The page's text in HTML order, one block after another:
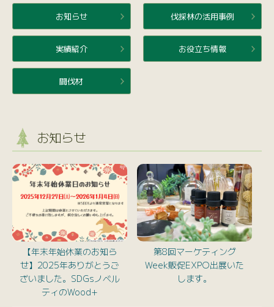
お知らせ 伐採林の活用事例
実績紹介 お役立ち情報
間伐材
お知らせ
【年末年始休業のお知ら
せ】2025年ありがとうご
ざいました。SDGsノベル
ティのWood+
第8回マーケティング
Week販促EXPO出展いた
します。